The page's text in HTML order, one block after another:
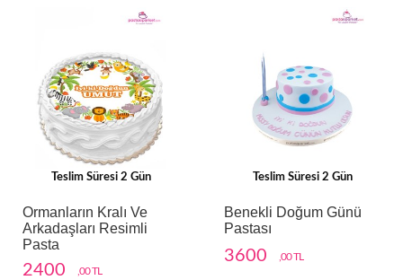
Teslim Süresi 2 Gün
Ormanların Kralı Ve
Arkadaşları Resimli
Pasta
2400 ,00 TL
Teslim Süresi 2 Gün
Benekli Doğum Günü
Pastası
3600 ,00 TL